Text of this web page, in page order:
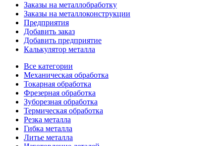
Заказы на металлобработку
Заказы на металлоконструкции
Предприятия
Добавить заказ
Добавить предприятие
Калькулятор металла
Все категории
Механическая обработка
Токарная обработка
Фрезерная обработка
Зуборезная обработка
Термическая обработка
Резка металла
Гибка металла
Литье металла